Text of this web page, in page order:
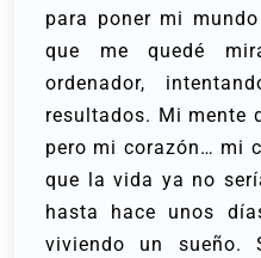
para poner mi
que me quedé
ordenador,
resultados. Mi mente
pero mi corazón… mi
que la vida ya no
hasta hace unos
viviendo un